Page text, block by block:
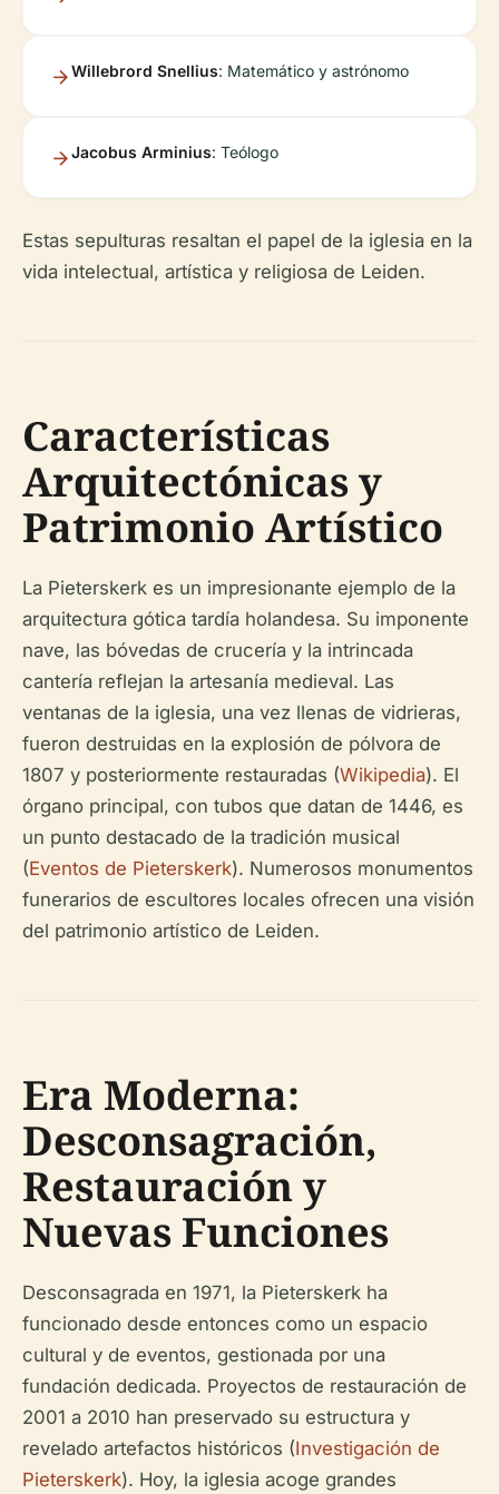
Willebrord Snellius: Matemático y astrónomo
Jacobus Arminius: Teólogo
Estas sepulturas resaltan el papel de la iglesia en la
vida intelectual, artística y religiosa de Leiden.
Características
Arquitectónicas y
Patrimonio Artístico
La Pieterskerk es un impresionante ejemplo de la
arquitectura gótica tardía holandesa. Su imponente
nave, las bóvedas de crucería y la intrincada
cantería reflejan la artesanía medieval. Las
ventanas de la iglesia, una vez llenas de vidrieras,
fueron destruidas en la explosión de pólvora de
1807 y posteriormente restauradas (Wikipedia). El
órgano principal, con tubos que datan de 1446, es
un punto destacado de la tradición musical
(Eventos de Pieterskerk). Numerosos monumentos
funerarios de escultores locales ofrecen una visión
del patrimonio artístico de Leiden.
Era Moderna:
Desconsagración,
Restauración y
Nuevas Funciones
Desconsagrada en 1971, la Pieterskerk ha
funcionado desde entonces como un espacio
cultural y de eventos, gestionada por una
fundación dedicada. Proyectos de restauración de
2001 a 2010 han preservado su estructura y
revelado artefactos históricos (Investigación de
Pieterskerk). Hoy, la iglesia acoge grandes